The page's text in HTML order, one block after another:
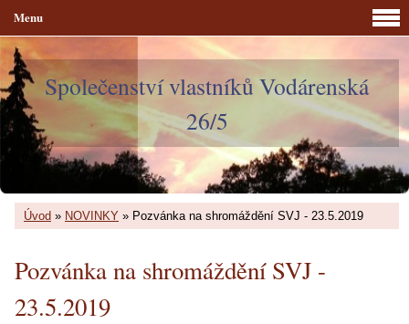
Společenství vlastníků Vodárenská
26/5
Úvod » NOVINKY » Pozvánka na shromáždění SVJ - 23.5.2019
Pozvánka na shromáždění SVJ -
23.5.2019
Menu